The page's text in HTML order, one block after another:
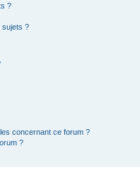
?
sujets ?
concernant ce forum ?
?